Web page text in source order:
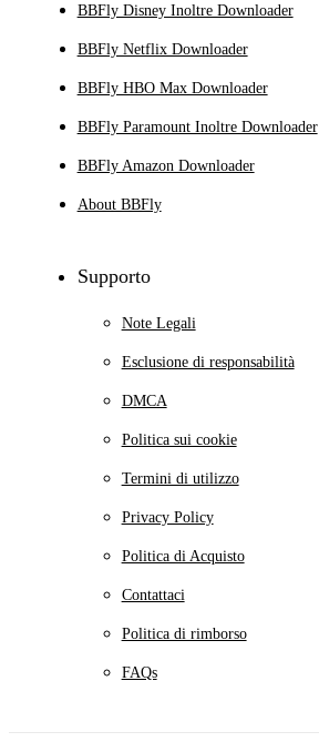
BBFly Disney Inoltre Downloader
BBFly Netflix Downloader
BBFly HBO Max Downloader
BBFly Paramount Inoltre Downloader
BBFly Amazon Downloader
About BBFly
Supporto
Note Legali
Esclusione di responsabilità
DMCA
Politica sui cookie
Termini di utilizzo
Privacy Policy
Politica di Acquisto
Contattaci
Politica di rimborso
FAQs